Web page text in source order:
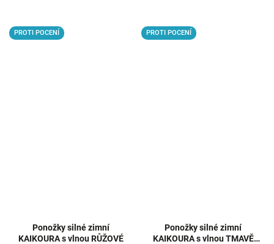
PROTI POCENÍ
Ponožky silné zimní
KAIKOURA s vlnou RŮŽOVÉ
PROTI POCENÍ
Ponožky silné zimní
KAIKOURA s vlnou TMAVĚ